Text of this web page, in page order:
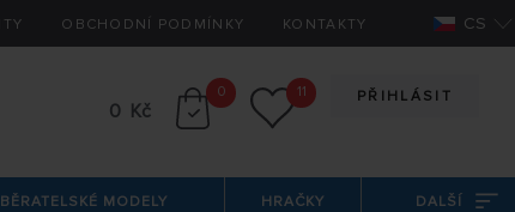
OBCHODNÍ PODMÍNKY KONTAKTY CS
PŘIHLÁSIT
0 Kč
0 11
MODELY HRAČKY DALŠÍ